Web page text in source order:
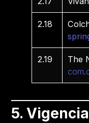
2.18
2.19 The
5. Vigencia